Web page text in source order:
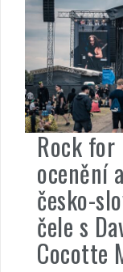
Rock for
ocenění
česko-
čele s
Cocotte